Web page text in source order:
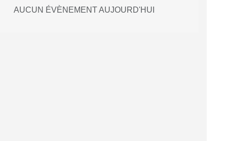
AUCUN ÉVÈNEMENT AUJOURD'HUI